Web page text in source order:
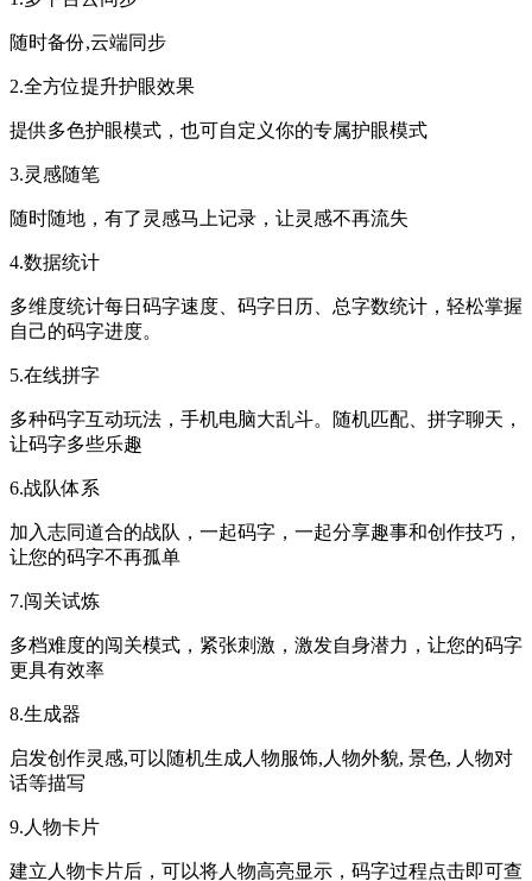
随时备份,云端同步
2.全方位提升护眼效果
提供多色护眼模式，也可自定义你的专属护眼模式
3.灵感随笔
随时随地，有了灵感马上记录，让灵感不再流失
4.数据统计
多维度统计每日码字速度、码字日历、总字数统计，轻松掌握
自己的码字进度。
5.在线拼字
多种码字互动玩法，手机电脑大乱斗。随机匹配、拼字聊天，
让码字多些乐趣
6.战队体系
加入志同道合的战队，一起码字，一起分享趣事和创作技巧，
让您的码字不再孤单
7.闯关试炼
多档难度的闯关模式，紧张刺激，激发自身潜力，让您的码字
更具有效率
8.生成器
启发创作灵感,可以随机生成人物服饰,人物外貌, 景色, 人物对
话等描写
9.人物卡片
建立人物卡片后，可以将人物高亮显示，码字过程点击即可查